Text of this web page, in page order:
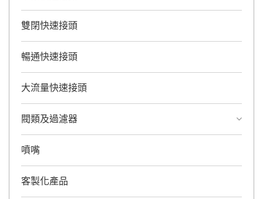
雙閉快速接頭
暢通快速接頭
大流量快速接頭
閥類及過濾器
噴嘴
客製化產品